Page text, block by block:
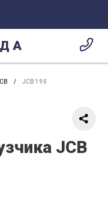
JCB 190
JCB